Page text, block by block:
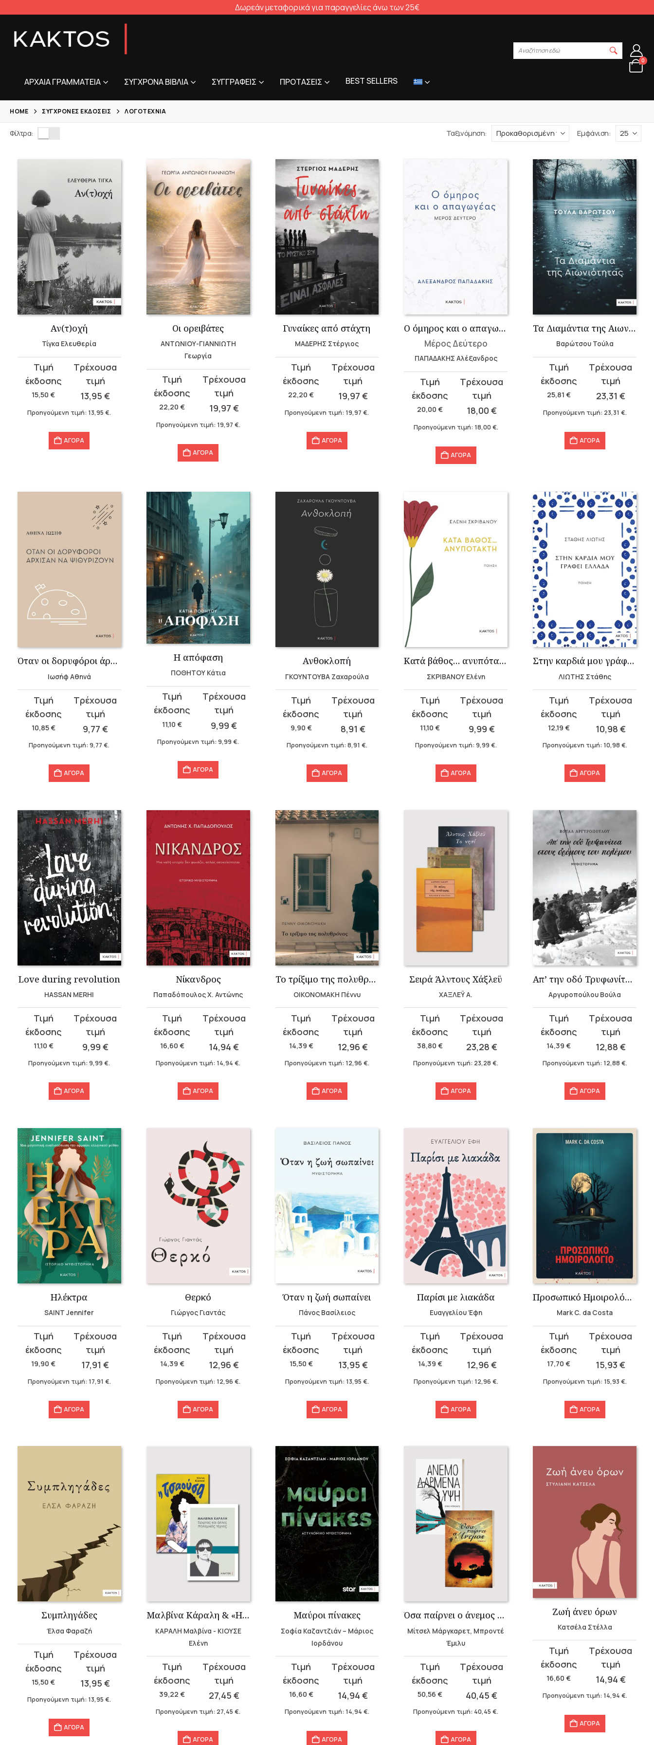
Δωρεάν μεταφορικά για παραγγελίες άνω των 25€
ΑΡΧΑΊΑ ΓΡΑΜΜΑΤΕΊΑ ΣΎΓΧΡΟΝΑ ΒΙΒΛΊΑ ΣΥΓΓΡΑΦΕΊΣ ΠΡΟΤΆΣΕΙΣ BEST SELLERS
Αναζήτηση εδώ
0
HOME ΣΎΓΧΡΟΝΕΣ ΕΚΔΌΣΕΙΣ ΛΟΓΟΤΕΧΝΊΑ
Φίλτρα: Ταξινόμηση: Εμφάνιση:
Αν(τ)οχή
Τίγκα Ελευθερία
15,50€
Original
price
was:
15,50 €.
13,95€
τρέχουσα
τιμή
είναι:
Προηγούμενη τιμή: 13,95€.
ΑΓΟΡΑ
Οι ορειβάτες
ΑΝΤΩΝΙΟΥ-ΓΙΑΝΝΙΩΤΗ
Γεωργία
22,20€
Original
price
was:
22,20 €.
19,97 €
τρέχουσα
τιμή
είναι:
Προηγούμενη τιμή: 19,97 €.
ΑΓΟΡΑ
Γυναίκες από στάχτη
ΜΑΔΕΡΗΣ Στέργιος
22,20€
Original
price
was:
22,20 €.
19,97 €
τρέχουσα
τιμή
είναι:
Προηγούμενη τιμή: 19,97€.
ΑΓΟΡΑ
Ο όμηρος και ο απαγωγέας
Μέρος Δεύτερο
ΠΑΠΑΔΑΚΗΣ Αλέξανδρος
20,00€
Original
price
was:
20,00 €.
18,00 €
τρέχουσα
τιμή
είναι:
Προηγούμενη τιμή: 18,00 €.
ΑΓΟΡΑ
Τα Διαμάντια της Αιωνιότητας
Βαρώτσου Τούλα
25,81 €
Original
price
was:
25,81 €.
23,31 €
τρέχουσα
τιμή
είναι:
Προηγούμενη τιμή: 23,31 €.
ΑΓΟΡΑ
Όταν οι δορυφόροι άρχισαν να ψιθυρίζουν
Ιωσήφ Αθηνά
10,85€
Original
price
was:
10,85 €.
9,77 €
τρέχουσα
τιμή
είναι:Προηγούμενη τιμή:9,77€.
ΑΓΟΡΑ
Η απόφαση
ΠΟΘΗΤΟΥ Κάτια
11,10€
Original
price
was:
11,10 €.
9,99€
τρέχουσα
τιμή
είναι:Προηγούμενη τιμή:9,99€.
ΑΓΟΡΑ
Ανθοκλοπή
ΓΚΟΥΝΤΟΥΒΑ Ζαχαρούλα
9,90 €
Original
price
was:
9,90 €.
8,91 €
τρέχουσα
τιμή
είναι:Προηγούμενη τιμή: 8,91 €.
ΑΓΟΡΑ
Κατά βάθος… ανυπότακτη
ΣΚΡΙΒΑΝΟΥ Ελένη
11,10€
Original
price
was:
11,10 €.
9,99 €
τρέχουσα
τιμή
είναι:Προηγούμενη τιμή: 9,99 €.
ΑΓΟΡΑ
Στην καρδιά μου γράφει Ελλάδα
ΛΙΩΤΗΣ Στάθης
12,19 €
Original
price
was:
12,19 €.
10,98 €
τρέχουσα
τιμή
είναι:
Προηγούμενη τιμή: 10,98 €.
ΑΓΟΡΑ
Love during revolution
HASSAN MERHI
11,10 €
Original
price
was:
11,10 €.
9,99 €
τρέχουσα
τιμή
είναι:Προηγούμενη τιμή:9,99€.
ΑΓΟΡΑ
Νίκανδρος
Παπαδόπουλος Χ. Αντώνης
16,60 €
Original
price
was:
16,60 €.
14,94€
τρέχουσα
τιμή
είναι:
Προηγούμενη τιμή: 14,94€.
ΑΓΟΡΑ
Το τρίξιμο της πολυθρόνας
OIKONOMAKH Πέννυ
14,39 €
Original
price
was:
14,39 €.
12,96€
τρέχουσα
τιμή
είναι:
Προηγούμενη τιμή: 12,96 €.
ΑΓΟΡΑ
Σειρά Άλντους Χάξλεϋ
ΧΑΞΛΕΫ Α.
38,80€
Original
price
was:
38,80 €.
23,28 €
τρέχουσα
τιμή
είναι:
Προηγούμενη τιμή: 23,28€.
ΑΓΟΡΑ
Απ’ την οδό Τρυφωνίτσα στους δρόμους του πολέμου…
Αργυροπούλου Βούλα
14,39€
Original
price
was:
14,39 €.
12,88 €
τρέχουσα
τιμή
είναι:
Προηγούμενη τιμή: 12,88 €.
ΑΓΟΡΑ
Ηλέκτρα
SAINT Jennifer
19,90€
Original
price
was:
19,90 €.
17,91€
τρέχουσα
τιμή
είναι:
Προηγούμενη τιμή: 17,91 €.
ΑΓΟΡΑ
Θερκό
Γιώργος Γιαντάς
14,39 €
Original
price
was:
14,39 €.
12,96€
τρέχουσα
τιμή
είναι:
Προηγούμενη τιμή: 12,96€.
ΑΓΟΡΑ
Όταν η ζωή σωπαίνει
Πάνος Βασίλειος
15,50 €
Original
price
was:
15,50 €.
13,95 €
τρέχουσα
τιμή
είναι:
Προηγούμενη τιμή: 13,95 €.
ΑΓΟΡΑ
Παρίσι με λιακάδα
Ευαγγελίου Έφη
14,39 €
Original
price
was:
14,39 €.
12,96 €
τρέχουσα
τιμή
είναι:
Προηγούμενη τιμή: 12,96 €.
ΑΓΟΡΑ
Προσωπικό Ημοιρολόγιο
Mark C. da Costa
17,70€
Original
price
was:
17,70 €.
15,93€
τρέχουσα
τιμή
είναι:
Προηγούμενη τιμή: 15,93 €.
ΑΓΟΡΑ
Συμπληγάδες
Έλσα Φαραζή
15,50€
Original
price
was:
15,50 €.
13,95€
τρέχουσα
τιμή
είναι:
Προηγούμενη τιμή: 13,95€.
ΑΓΟΡΑ
Μαλβίνα Κάραλη & «Η Τσαούσα»
ΚΑΡΑΛΗ Μαλβίνα - ΚΙΟΥΣΕ
Ελένη
39,22€
Original
price
was:
39,22 €.
27,45 €
τρέχουσα
τιμή
είναι:
Προηγούμενη τιμή: 27,45€.
ΑΓΟΡΑ
Μαύροι πίνακες
Σοφία Καζαντζιάν – Μάριος
Ιορδάνου
16,60 €
Original
price
was:
16,60 €.
14,94€
τρέχουσα
τιμή
είναι:
Προηγούμενη τιμή: 14,94 €.
ΑΓΟΡΑ
Όσα παίρνει ο άνεμος & Ανεμοδαρμένα ύψη (3 τόμοι)
Μίτσελ Μάργκαρετ, Μπροντέ
Έμιλυ
50,56€
Original
price
was:
50,56 €.
40,45€
τρέχουσα
τιμή
είναι:
Προηγούμενη τιμή: 40,45€.
ΑΓΟΡΑ
Ζωή άνευ όρων
Κατσέλα Στέλλα
16,60€
Original
price
was:
16,60 €.
14,94 €
τρέχουσα
τιμή
είναι:
Προηγούμενη τιμή: 14,94 €.
ΑΓΟΡΑ